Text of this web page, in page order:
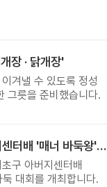
장 · 닭개장'
겨낼 수 있도록 정성
그릇을 준비했습니다.
제3회 서초구 아버지센터배 '매너 바둑왕' 대회
구 아버지센터배
대회를 개최합니다.